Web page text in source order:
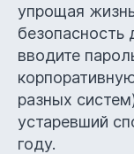
упрощая
безопасность
вводите
разных
устаревший
году.